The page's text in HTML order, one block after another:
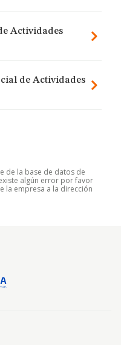
Actividades
de Actividades
de la base de datos de
existe algún error por favor
la empresa a la dirección